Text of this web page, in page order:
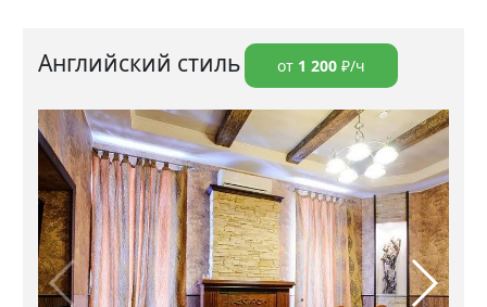
Английский стиль от 1 200 ₽/ч